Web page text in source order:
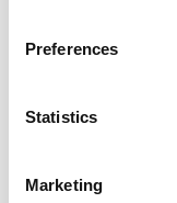
Preferences
Statistics
Marketing